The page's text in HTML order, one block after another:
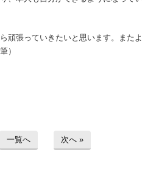
頑張っていきたいと思います。またよ
）
一覧へ 次へ »